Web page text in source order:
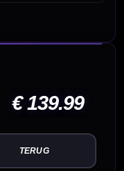
€ 139.99
TERUG